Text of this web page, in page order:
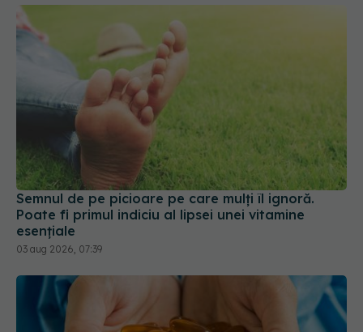
Semnul de pe picioare pe care mulți îl ignoră.
Poate fi primul indiciu al lipsei unei vitamine
esențiale
03 aug 2026, 07:39